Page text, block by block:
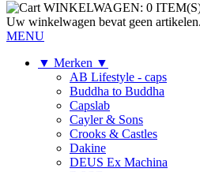
WINKELWAGEN: 0
Uw winkelwagen bevat geen artikelen.
MENU
▼ Merken ▼
AB Lifestyle - caps
Buddha to Buddha
Capslab
Cayler & Sons
Crooks & Castles
Dakine
DEUS Ex Machina